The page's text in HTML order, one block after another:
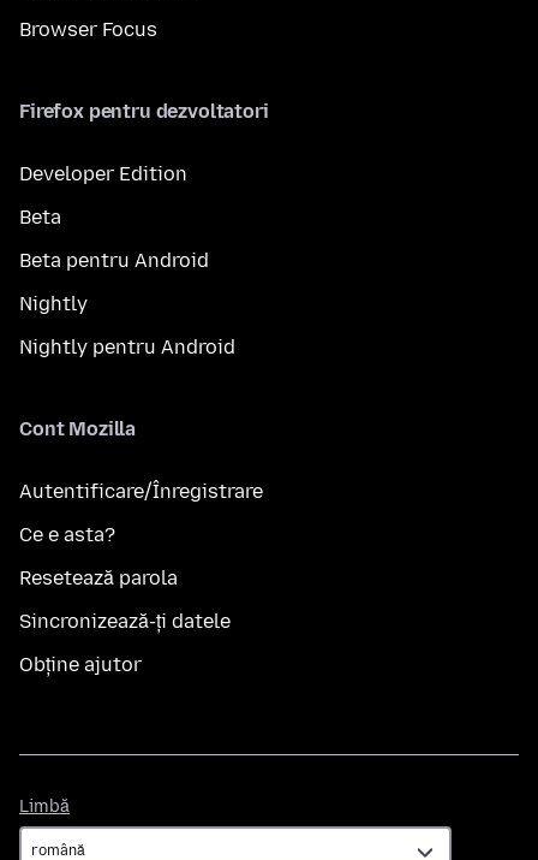
Browser Focus
Firefox pentru dezvoltatori
Developer Edition
Beta
Beta pentru Android
Nightly
Nightly pentru Android
Cont Mozilla
Autentificare/Înregistrare
Ce e asta?
Resetează parola
Sincronizează-ți datele
Obține ajutor
Limbă